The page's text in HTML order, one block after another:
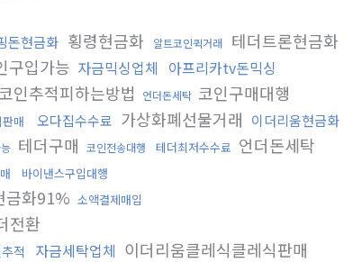
돈현금화 횡령현금화 알트코인퀵거래 테더트론현금화
구입가능 자금믹싱업체 아프리카tv돈믹싱
코인추적피하는방법 언더돈세탁 코인구매대행
매 오다집수수료 가상화폐선물거래 이더리움현금화
테더구매 코인전송대행 테더최저수수료 언더돈세탁
바이낸스구입대행
금화91% 소액결제매입
전환
적 자금세탁업체 이더리움클레식클레식판매